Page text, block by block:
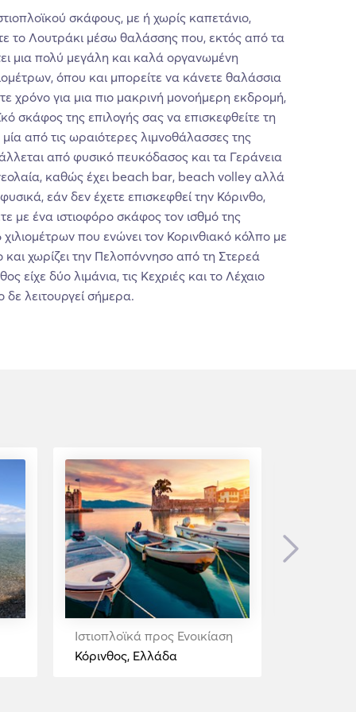
σκάφους, με ή χωρίς καπετάνιο,
το Λουτράκι μέσω θαλάσσης που, εκτός από τα
μια πολύ μεγάλη και καλά οργανωμένη
όπου και μπορείτε να κάνετε θαλάσσια
χρόνο για μια πιο μακρινή μονοήμερη εκδρομή,
σκάφος της επιλογής σας να επισκεφθείτε τη
από τις ωραιότερες λιμνοθάλασσες της
από φυσικό πευκόδασος και τα Γεράνεια
καθώς έχει beach bar, beach volley αλλά
εάν δεν έχετε επισκεφθεί την Κόρινθο,
με ένα ιστιοφόρο σκάφος τον ισθμό της
που ενώνει τον Κορινθιακό κόλπο με
και χωρίζει την Πελοπόννησο από τη Στερεά
είχε δύο λιμάνια, τις Κεχριές και το Λέχαιο
λειτουργεί σήμερα.
Ιστιοπλοϊκά προς Ενοικίαση
Κόρινθος, Ελλάδα
Next